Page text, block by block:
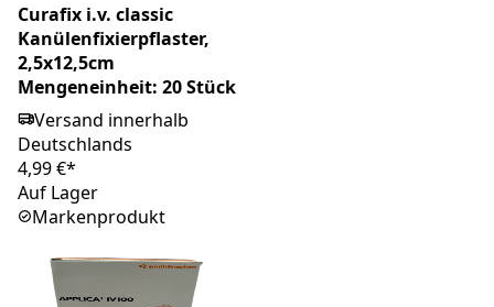
Curafix i.v. classic
Kanülenfixierpflaster,
2,5x12,5cm
Mengeneinheit: 20 Stück
Versand innerhalb
Deutschlands
4,99 €*
Auf Lager
Markenprodukt